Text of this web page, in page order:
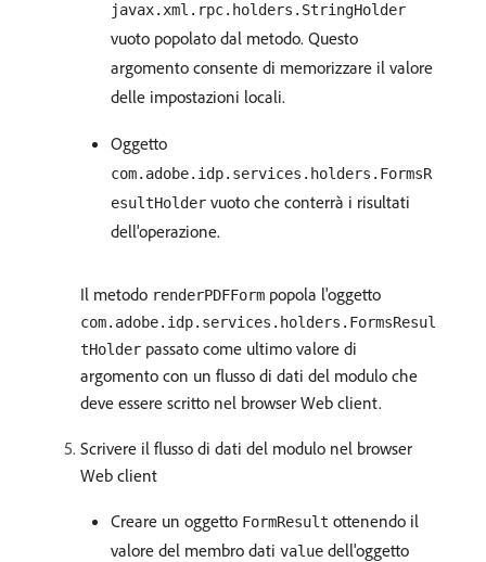
javax.xml.rpc.holders.StringHolder
vuoto popolato dal metodo. Questo
argomento consente di memorizzare il valore
delle impostazioni locali.
Oggetto
com.adobe.idp.services.holders.FormsR
esultHolder vuoto che conterrà i risultati
dell'operazione.
Il metodo renderPDFForm popola l'oggetto
com.adobe.idp.services.holders.FormsResul
tHolder passato come ultimo valore di
argomento con un flusso di dati del modulo che
deve essere scritto nel browser Web client.
Scrivere il flusso di dati del modulo nel browser
Web client
Creare un oggetto FormResult ottenendo il
valore del membro dati value dell'oggetto